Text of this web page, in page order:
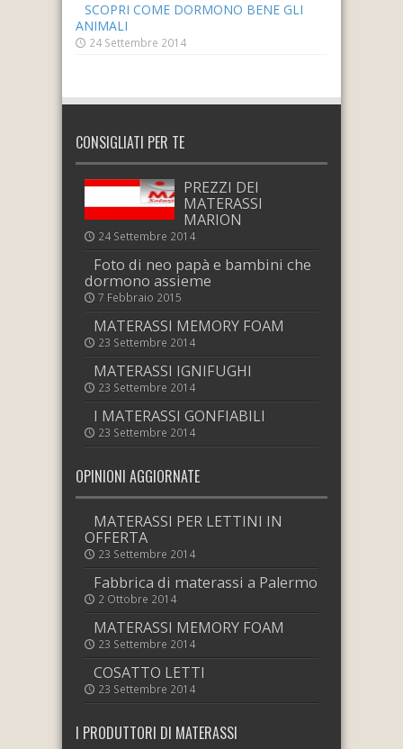
SCOPRI COME DORMONO BENE GLI
ANIMALI
24 Settembre 2014
CONSIGLIATI PER TE
PREZZI DEI
MATERASSI
MARION
24 Settembre 2014
Foto di neo papà e bambini che
dormono assieme
7 Febbraio 2015
MATERASSI MEMORY FOAM
23 Settembre 2014
MATERASSI IGNIFUGHI
23 Settembre 2014
I MATERASSI GONFIABILI
23 Settembre 2014
OPINIONI AGGIORNATE
MATERASSI PER LETTINI IN
OFFERTA
23 Settembre 2014
Fabbrica di materassi a Palermo
2 Ottobre 2014
MATERASSI MEMORY FOAM
23 Settembre 2014
COSATTO LETTI
23 Settembre 2014
I PRODUTTORI DI MATERASSI